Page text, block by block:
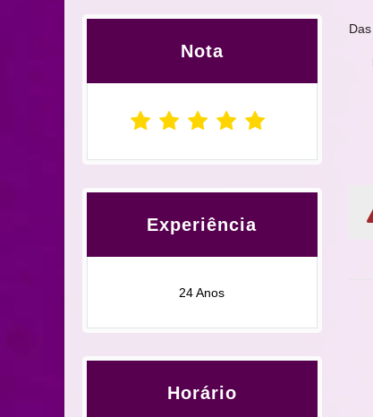
Nota
Experiência
24 Anos
Horário
Das